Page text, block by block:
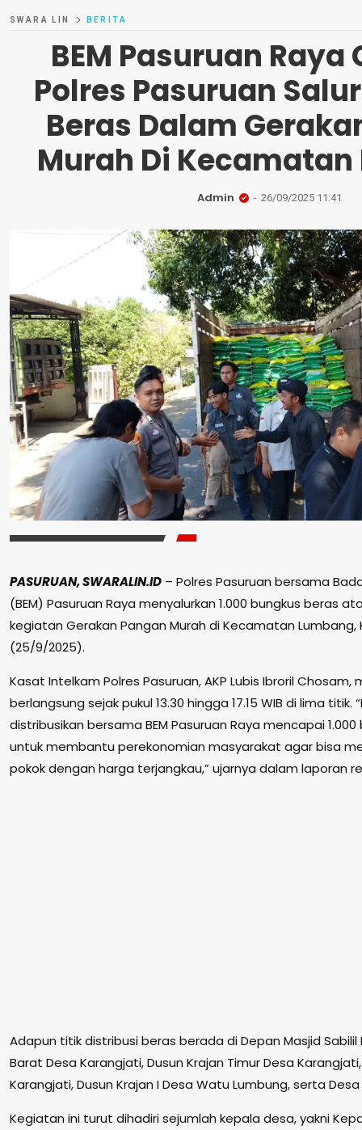
SWARA LIN BERITA
BEM Pasuruan Raya
Polres Pasuruan
Beras Dalam
Murah Di
Admin 26/09/2025 11:41
PASURUAN, SWARALIN.ID – Polres Pasuruan bersama
(BEM) Pasuruan Raya menyalurkan 1.000 bungkus beras
kegiatan Gerakan Pangan Murah di Kecamatan Lumbang,
(25/9/2025).
Kasat Intelkam Polres Pasuruan, AKP Lubis Ibroril
berlangsung sejak pukul 13.30 hingga 17.15 WIB di lima titik.
distribusikan bersama BEM Pasuruan Raya mencapai
untuk membantu perekonomian masyarakat agar bisa
pokok dengan harga terjangkau,” ujarnya dalam laporan
Adapun titik distribusi beras berada di Depan Masjid Sabilil
Barat Desa Karangjati, Dusun Krajan Timur Desa
Karangjati, Dusun Krajan I Desa Watu Lumbung, serta
Kegiatan ini turut dihadiri sejumlah kepala desa, yakni